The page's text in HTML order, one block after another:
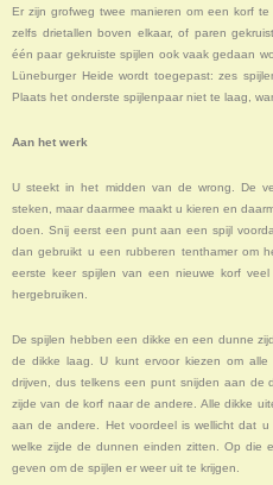
Er zijn grofweg twee manieren om een korf
zelfs drietallen boven elkaar, of paren
één paar gekruiste spijlen ook vaak gedaan
Lüneburger Heide wordt toegepast: zes
Plaats het onderste spijlenpaar niet te laag,
Aan het werk
U steekt in het midden van de wrong. De
steken, maar daarmee maakt u kieren en
doen. Snij eerst een punt aan een spijl
dan gebruikt u een rubberen tenthamer om
eerste keer spijlen van een nieuwe korf
hergebruiken.
De spijlen hebben een dikke en een dunne
de dikke laag. U kunt ervoor kiezen om
drijven, dus telkens een punt snijden aan de
zijde van de korf naar de andere. Alle dikke
aan de andere. Het voordeel is wellicht dat
welke zijde de dunnen einden zitten. Op die
geven om de spijlen er weer uit te krijgen.